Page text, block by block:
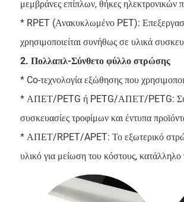
μεμβράνες επίπλων, θήκες ηλεκτρονικών
* RPET (Ανακυκλωμένο PET):
χρησιμοποιείται συνήθως σε υλικά
2. Πολλαπλ-Σύνθετο φύλλο στρώσης
* Co-τεχνολογία εξώθησης που
* ΑΠΕΤ/PETG ή PETG/ΑΠΕΤ/PETG:
συσκευασίες τροφίμων και έντυπα
* ΑΠΕΤ/RPET/APET: Το εξωτερικό
υλικό για μείωση του κόστους,